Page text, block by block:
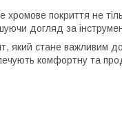
покриття не
догляд за
який стане важливим
комфортну та